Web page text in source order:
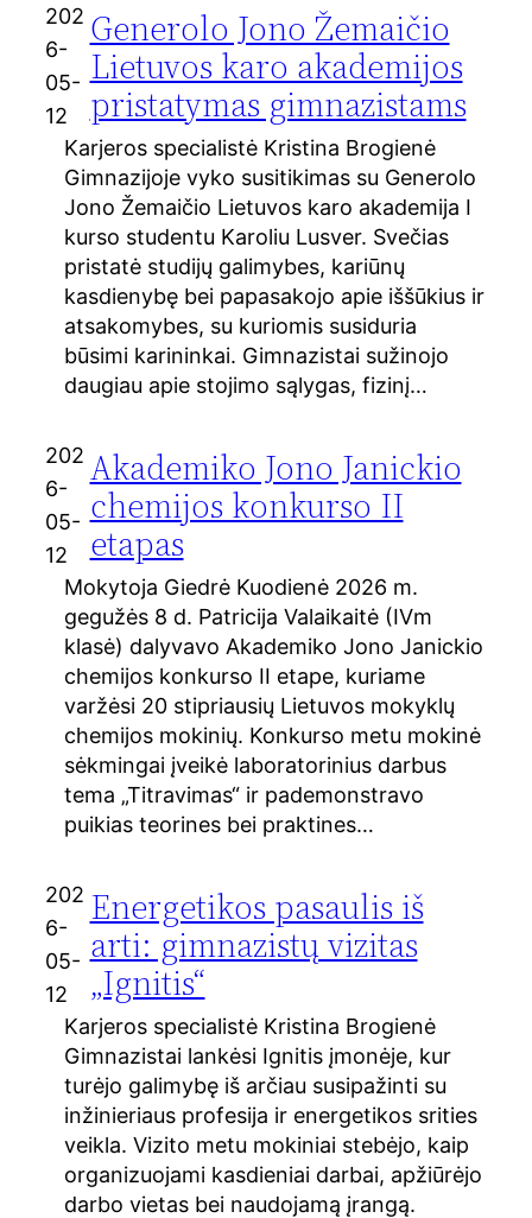
202
6-
05-
12
Generolo Jono Žemaičio
Lietuvos karo akademijos
pristatymas gimnazistams
Karjeros specialistė Kristina Brogienė
Gimnazijoje vyko susitikimas su Generolo
Jono Žemaičio Lietuvos karo akademija I
kurso studentu Karoliu Lusver. Svečias
pristatė studijų galimybes, kariūnų
kasdienybę bei papasakojo apie iššūkius ir
atsakomybes, su kuriomis susiduria
būsimi karininkai. Gimnazistai sužinojo
daugiau apie stojimo sąlygas, fizinį…
202
6-
05-
12
Akademiko Jono Janickio
chemijos konkurso II
etapas
Mokytoja Giedrė Kuodienė 2026 m.
gegužės 8 d. Patricija Valaikaitė (IVm
klasė) dalyvavo Akademiko Jono Janickio
chemijos konkurso II etape, kuriame
varžėsi 20 stipriausių Lietuvos mokyklų
chemijos mokinių. Konkurso metu mokinė
sėkmingai įveikė laboratorinius darbus
tema „Titravimas“ ir pademonstravo
puikias teorines bei praktines…
202
6-
05-
12
Energetikos pasaulis iš
arti: gimnazistų vizitas
„Ignitis“
Karjeros specialistė Kristina Brogienė
Gimnazistai lankėsi Ignitis įmonėje, kur
turėjo galimybę iš arčiau susipažinti su
inžinieriaus profesija ir energetikos srities
veikla. Vizito metu mokiniai stebėjo, kaip
organizuojami kasdieniai darbai, apžiūrėjo
darbo vietas bei naudojamą įrangą.